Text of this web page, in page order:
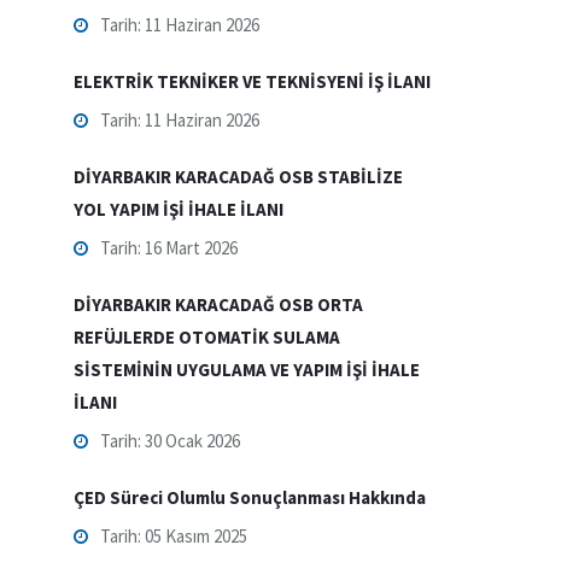
Tarih: 11 Haziran 2026
ELEKTRİK TEKNİKER VE TEKNİSYENİ İŞ İLANI
Tarih: 11 Haziran 2026
DİYARBAKIR KARACADAĞ OSB STABİLİZE
YOL YAPIM İŞİ İHALE İLANI
Tarih: 16 Mart 2026
DİYARBAKIR KARACADAĞ OSB ORTA
REFÜJLERDE OTOMATİK SULAMA
SİSTEMİNİN UYGULAMA VE YAPIM İŞİ İHALE
İLANI
Tarih: 30 Ocak 2026
ÇED Süreci Olumlu Sonuçlanması Hakkında
Tarih: 05 Kasım 2025